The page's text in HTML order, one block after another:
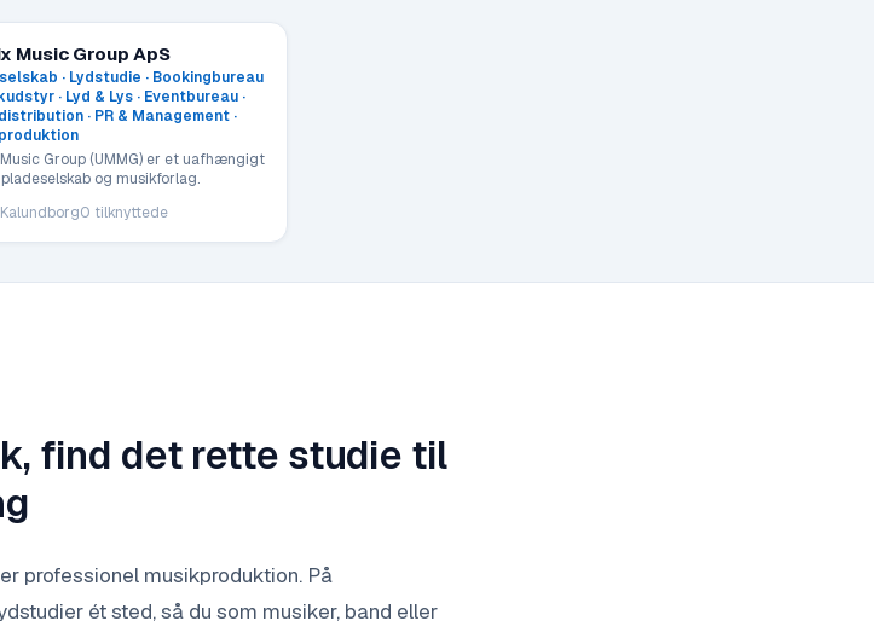
Music Group ApS
· Lydstudie · Bookingbureau
· Lyd & Lys · Eventbureau ·
· PR & Management ·
Music Group (UMMG) er et uafhængigt
og musikforlag.
0 tilknyttede
find det rette studie til
professionel musikproduktion. På
ét sted, så du som musiker, band eller